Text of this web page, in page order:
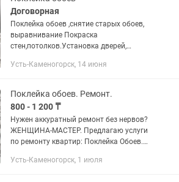
Договорная
Поклейка обоев ,снятие старых обоев,
выравнивание Покраска
стен,потолков.Установка дверей,
Усть-Каменогорск, 14 июня
Поклейка обоев. Ремонт.
800 - 1 200 ₸
Нужен аккуратный ремонт без нервов?
ЖЕНЩИНА-МАСТЕР. Предлагаю услуги
по ремонту квартир: Поклейка Обоев.
глатт). Покраска стен, потолков
Усть-Каменогорск, 1 июля